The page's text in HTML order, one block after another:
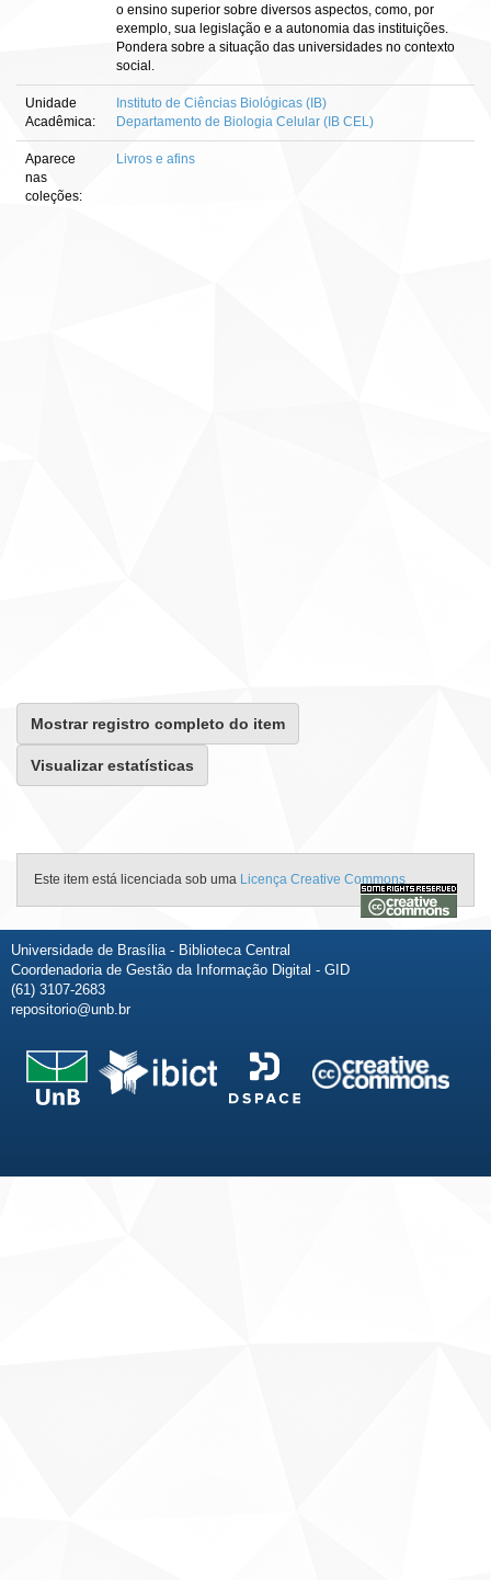
o ensino superior sobre diversos aspectos, como, por
exemplo, sua legislação e a autonomia das instituições.
Pondera sobre a situação das universidades no contexto
social.
Unidade
Acadêmica:
Instituto de Ciências Biológicas (IB)
Departamento de Biologia Celular (IB CEL)
Aparece
nas
coleções:
Livros e afins
Mostrar registro completo do item
Visualizar estatísticas
Este item está licenciada sob uma Licença Creative Commons
Universidade de Brasília - Biblioteca Central
Coordenadoria de Gestão da Informação Digital - GID
(61) 3107-2683
repositorio@unb.br